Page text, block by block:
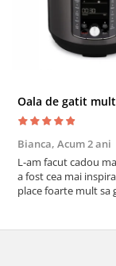
Bianca, Acum 2 ani
L-am facut cadou
a fost cea mai
place foarte mult sa
cratita...ma gandesc
cumpar si eu!